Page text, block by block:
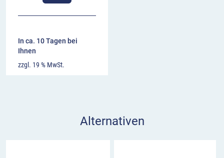
In ca. 10 Tagen bei
Ihnen
zzgl. 19 % MwSt.
Alternativen